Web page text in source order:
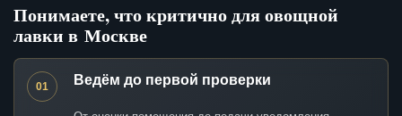
Понимаете, что критично для овощной
лавки в Москве
01 Ведём до первой проверки